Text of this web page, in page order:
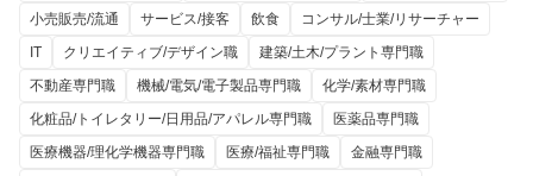
小売販売/流通
サービス/接客 飲食
コンサル/士業/リサーチャー
IT
クリエイティブ/デザイン職
建築/土木/プラント専門職
不動産専門職
機械/電気/電子製品専門職
化学/素材専門職
化粧品/トイレタリー/日用品/アパレル専門職
医薬品専門職
医療機器/理化学機器専門職
医療/福祉専門職
金融専門職